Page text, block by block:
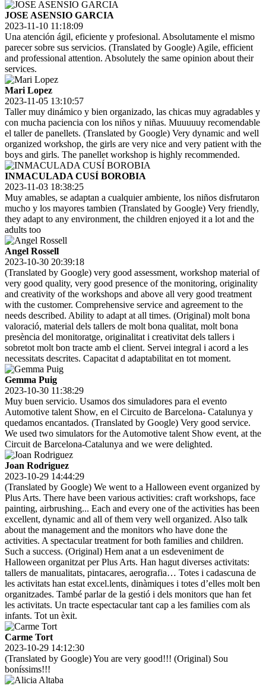
JOSE ASENSIO GARCIA
2023-11-10 11:18:09
Una atención ágil, eficiente y profesional. Absolutamente el mismo
parecer sobre sus servicios. (Translated by Google) Agile, efficient
and professional attention. Absolutely the same opinion about their
services.
Mari Lopez
2023-11-05 13:10:57
Taller muy dinámico y bien organizado, las chicas muy agradables y
con mucha paciencia con los niños y niñas. Muuuuuy recomendable
el taller de panellets. (Translated by Google) Very dynamic and well
organized workshop, the girls are very nice and very patient with the
boys and girls. The panellet workshop is highly recommended.
INMACULADA CUSÍ BOROBIA
2023-11-03 18:38:25
Muy amables, se adaptan a cualquier ambiente, los niños disfrutaron
mucho y los mayores tambien (Translated by Google) Very friendly,
they adapt to any environment, the children enjoyed it a lot and the
adults too
Angel Rossell
2023-10-30 20:39:18
(Translated by Google) very good assessment, workshop material of
very good quality, very good presence of the monitoring, originality
and creativity of the workshops and above all very good treatment
with the customer. Comprehensive service and agreement to the
needs described. Ability to adapt at all times. (Original) molt bona
valoració, material dels tallers de molt bona qualitat, molt bona
presència del monitoratge, originalitat i creativitat dels tallers i
sobretot molt bon tracte amb el client. Servei integral i acord a les
necessitats descrites. Capacitat d adaptabilitat en tot moment.
Gemma Puig
2023-10-30 11:38:29
Muy buen servicio. Usamos dos simuladores para el evento
Automotive talent Show, en el Circuito de Barcelona- Catalunya y
quedamos encantados. (Translated by Google) Very good service.
We used two simulators for the Automotive talent Show event, at the
Circuit de Barcelona-Catalunya and we were delighted.
Joan Rodriguez
2023-10-29 14:44:29
(Translated by Google) We went to a Halloween event organized by
Plus Arts. There have been various activities: craft workshops, face
painting, airbrushing... Each and every one of the activities has been
excellent, dynamic and all of them very well organized. Also talk
about the management and the monitors who have done the
activities. A spectacular treatment for both families and children.
Such a success. (Original) Hem anat a un esdeveniment de
Halloween organitzat per Plus Arts. Han hagut diverses activitats:
tallers de manualitats, pintacares, aerografia… Totes i cadascuna de
les activitats han estat excel.lents, dinàmiques i totes d’elles molt ben
organitzades. També parlar de la gestió i dels monitors que han fet
les activitats. Un tracte espectacular tant cap a les families com als
infants. Tot un èxit.
Carme Tort
2023-10-29 14:12:30
(Translated by Google) You are very good!!! (Original) Sou
boníssims!!!